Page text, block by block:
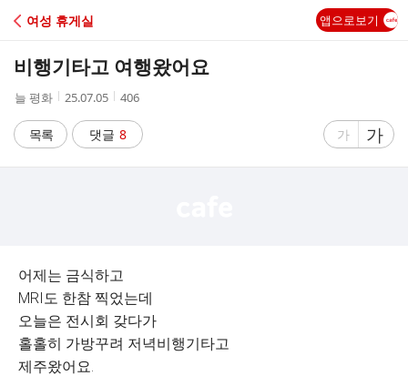
C
A
여성 휴게실 앱으로보기
비행기타고 여행왔어요
작
자
늘 평화
작
시
간
25.07.05
조
수
406
목록 댓글 8
글
가
글
자
가
어제는 금식하고
MRI도 한참 찍었는데
오늘은 전시회 갖다가
홀홀히 가방꾸려 저녁비행기타고
제주왔어요.